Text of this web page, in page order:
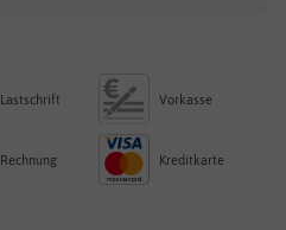
Lastschrift Vorkasse
Rechnung Kreditkarte